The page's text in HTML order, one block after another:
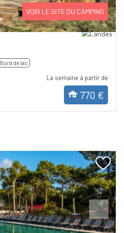
VOIR LE SITE DU CAMPING
Bord de lac
La semaine à partir de
770 €
Next